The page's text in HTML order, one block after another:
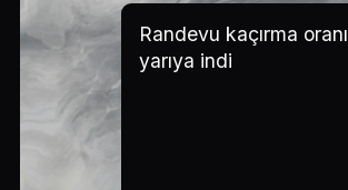
Randevu kaçırma oranı
yarıya indi